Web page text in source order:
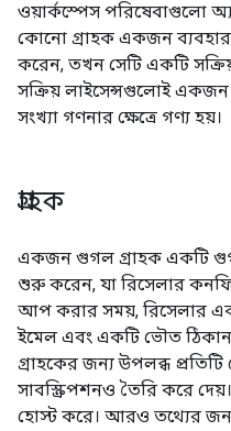
ওয়ার্কস্পেস পরিষেবাগুলো
কোনো গ্রাহক একজন
করেন, তখন সেটি একটি
সক্রিয় লাইসেন্সগুলোই একজন
সংখ্যা গণনার ক্ষেত্রে গণ্য হয়।
গ্রাহক
একজন গুগল গ্রাহক একটি
শুরু করেন, যা রিসেলার
আপ করার সময়, রিসেলার
ইমেল এবং একটি ভৌত
গ্রাহকের জন্য উপলব্ধ
সাবস্ক্রিপশনও তৈরি করে
হোস্ট করে। আরও তথ্যের